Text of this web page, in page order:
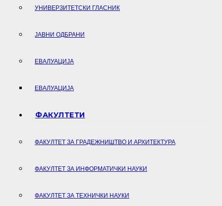
УНИВЕРЗИТЕТСКИ ГЛАСНИК
ЈАВНИ ОДБРАНИ
ЕВАЛУАЦИЈА
ЕВАЛУАЦИЈА
ФАКУЛТЕТИ
ФАКУЛТЕТ ЗА ГРАДЕЖНИШТВО И АРХИТЕКТУРА
ФАКУЛТЕТ ЗА ИНФОРМАТИЧКИ НАУКИ
ФАКУЛТЕТ ЗА ТЕХНИЧКИ НАУКИ